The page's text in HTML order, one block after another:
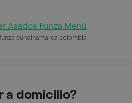
Asados Funza Menú
cundinamarca colombia
a domicilio?